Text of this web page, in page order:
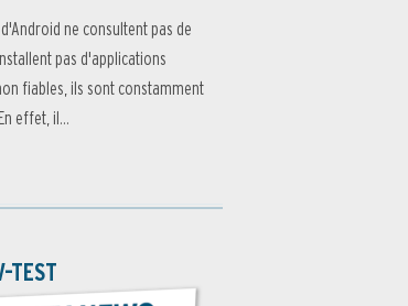
ne consultent pas de
pas d'applications
fiables, ils sont constamment
effet, il...